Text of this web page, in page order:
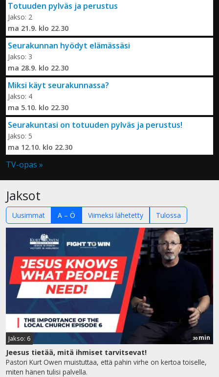
Totuuden pylväs ja perustus
Jakso: 2
ma 21.9. klo 22.30
Seurakunnan hyödyt elämässäsi
Jakso: 3
ma 28.9. klo 22.30
Miksi käyt seurakunnassa?
Jakso: 4
ma 5.10. klo 22.30
Seurakuntasi on totuuden pylväs ja perustus!
Jakso: 5
ma 12.10. klo 22.30
TV-opas »
Jaksot
Uusimmat A – Ö Viimeksi lähetetty Tulossa
Jakso: 6 30 min
Jeesus tietää, mitä ihmiset tarvitsevat!
Pastori Kurt Owen muistuttaa, että pahin virhe on kertoa toiselle,
miten hänen tulisi palvella.